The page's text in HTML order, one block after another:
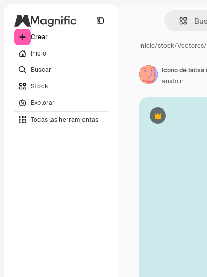
Crear
Inicio
Buscar
Stock
Explorar
Todas las herramientas
Inicio/stock/Vectores/
Premium
anatolir